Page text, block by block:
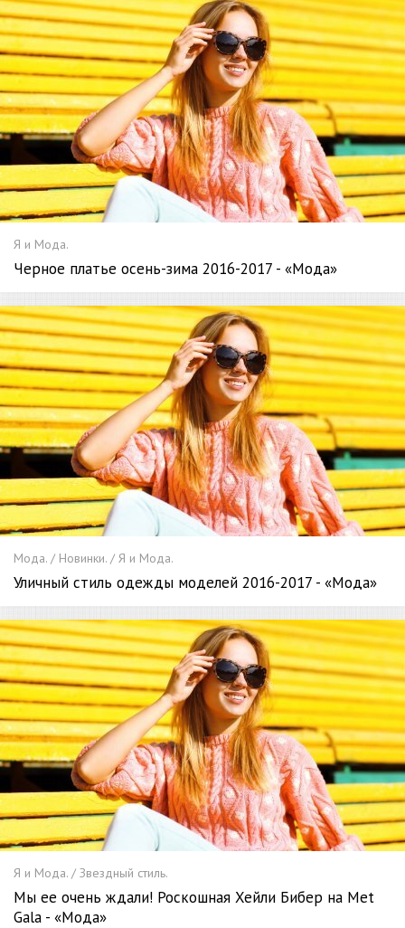
Я и Мода.
Черное платье осень-зима 2016-2017 - «Мода»
Мода. / Новинки. / Я и Мода.
Уличный стиль одежды моделей 2016-2017 - «Мода»
Я и Мода. / Звездный стиль.
Мы ее очень ждали! Роскошная Хейли Бибер на Met
Gala - «Мода»